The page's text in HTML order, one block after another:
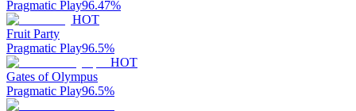
Pragmatic Play96.47%
HOT
Fruit Party
Pragmatic Play96.5%
HOT
Gates of Olympus
Pragmatic Play96.5%